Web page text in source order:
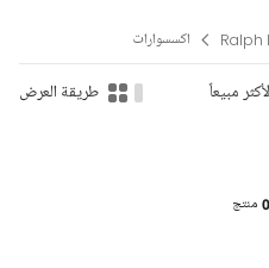
Ralph اكسسوارات
مبيعاً طريقة العرض
0 منتج